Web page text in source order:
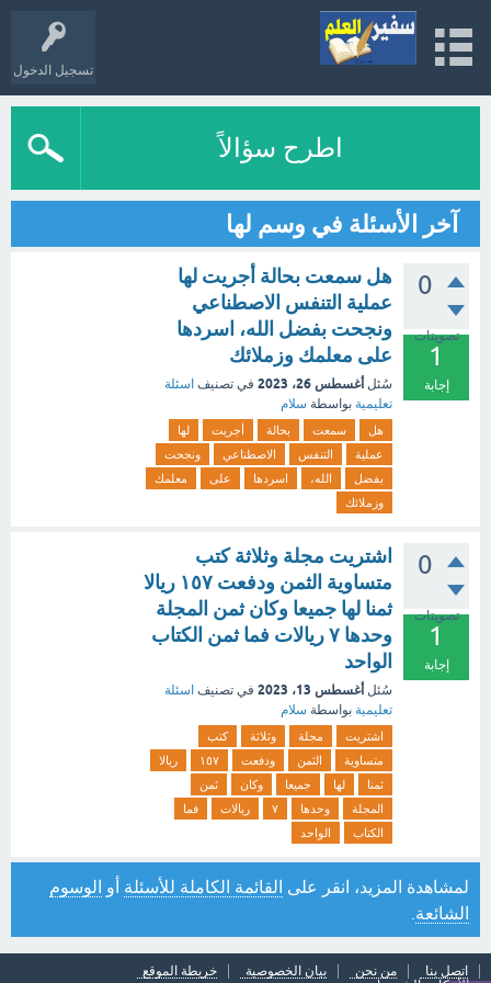
تسجيل الدخول
اطرح سؤالاً
آخر الأسئلة في وسم لها
0
تصويتات
1
إجابة
هل سمعت بحالة أجريت لها
عملية التنفس الاصطناعي
ونجحت بفضل الله، اسردها
على معلمك وزملائك
سُئل أغسطس 26، 2023 في تصنيف اسئلة
تعليمية بواسطة سلام
هل سمعت بحالة أجريت
لها
عملية
التنفس الاصطناعي
ونجحت
بفضل
الله، اسردها على
معلمك
وزملائك
0
تصويتات
1
إجابة
اشتريت مجلة وثلاثة كتب
متساوية الثمن ودفعت ١٥٧ ريالا
ثمنا لها جميعا وكان ثمن المجلة
وحدها ٧ ريالات فما ثمن الكتاب
الواحد
سُئل أغسطس 13، 2023 في تصنيف اسئلة
تعليمية بواسطة سلام
اشتريت مجلة وثلاثة
كتب
متساوية
الثمن ودفعت ١٥٧
ريالا
ثمنا
لها جميعا وكان
ثمن
المجلة
وحدها ٧ ريالات
فما
الكتاب
الواحد
لمشاهدة المزيد، انقر على القائمة الكاملة للأسئلة أو الوسوم
الشائعة
اتصل بنا من نحن بيان الخصوصية
خريطة الموقع